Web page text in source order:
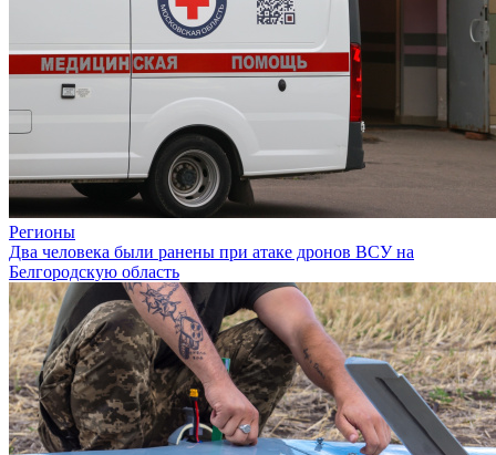
Регионы
Два человека были ранены при атаке дронов ВСУ на
Белгородскую область